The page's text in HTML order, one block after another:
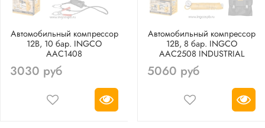
Автомобильный компрессор
12В, 10 бар. INGCO
AAC1408
3030 руб
Автомобильный компрессор
12В, 8 бар. INGCO
AAC2508 INDUSTRIAL
5060 руб